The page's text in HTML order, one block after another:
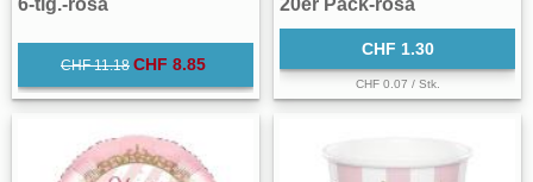
6-tlg.-rosa
CHF 11.18 CHF 8.85
20er Pack-rosa
CHF 1.30
CHF 0.07 / Stk.